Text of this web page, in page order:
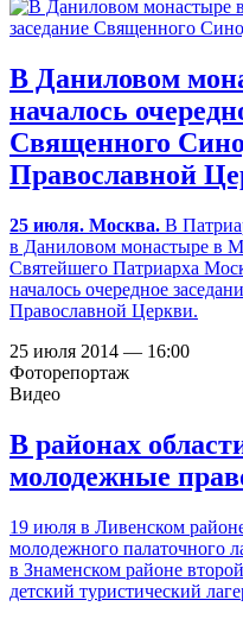
В Даниловом
началось
Священного
Православной
25 июля. Москва. В
в Даниловом монастыре в
Святейшего Патриарха
началось очередное
Православной Церкви.
25 июля 2014 — 16:00
Фоторепортаж
Видео
В районах
молодежные
19 июля в Ливенском
молодежного палаточного
в Знаменском районе
детский туристический